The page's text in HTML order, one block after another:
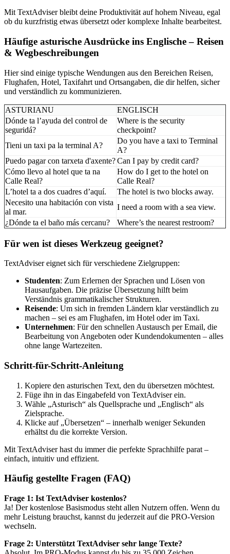
Mit TextAdviser bleibt deine Produktivität auf hohem Niveau, egal
ob du kurzfristig etwas übersetzt oder komplexe Inhalte bearbeitest.
Häufige asturische Ausdrücke ins Englische – Reisen
& Wegbeschreibungen
Hier sind einige typische Wendungen aus den Bereichen Reisen,
Flughafen, Hotel, Taxifahrt und Ortsangaben, die dir helfen, sicher
und verständlich zu kommunizieren.
ASTURIANU
ENGLISCH
Dónde ta l’ayuda del control de
seguridá?
Where is the security
checkpoint?
Tieni un taxi pa la terminal A?
Do you have a taxi to Terminal
A?
Puedo pagar con tarxeta d'axente?Can I pay by credit card?
Cómo llevo al hotel que ta na
Calle Real?
How do I get to the hotel on
Calle Real?
L’hotel ta a dos cuadres d’aquí.
The hotel is two blocks away.
Necesito una habitación con vista
al mar.
I need a room with a sea view.
¿Dónde ta el baño más cercanu?
Where’s the nearest restroom?
Für wen ist dieses Werkzeug geeignet?
TextAdviser eignet sich für verschiedene Zielgruppen:
Studenten: Zum Erlernen der Sprachen und Lösen von
Hausaufgaben. Die präzise Übersetzung hilft beim
Verständnis grammatikalischer Strukturen.
Reisende: Um sich in fremden Ländern klar verständlich zu
machen – sei es am Flughafen, im Hotel oder im Taxi.
Unternehmen: Für den schnellen Austausch per Email, die
Bearbeitung von Angeboten oder Kundendokumenten – alles
ohne lange Wartezeiten.
Schritt-für-Schritt-Anleitung
Kopiere den asturischen Text, den du übersetzen möchtest.
Füge ihn in das Eingabefeld von TextAdviser ein.
Wähle „Asturisch“ als Quellsprache und „Englisch“ als
Zielsprache.
Klicke auf „Übersetzen“ – innerhalb weniger Sekunden
erhältst du die korrekte Version.
Mit TextAdviser hast du immer die perfekte Sprachhilfe parat –
einfach, intuitiv und effizient.
Häufig gestellte Fragen (FAQ)
Frage 1: Ist TextAdviser kostenlos?
Ja! Der kostenlose Basismodus steht allen Nutzern offen. Wenn du
mehr Leistung brauchst, kannst du jederzeit auf die PRO-Version
wechseln.
Frage 2: Unterstützt TextAdviser sehr lange Texte?